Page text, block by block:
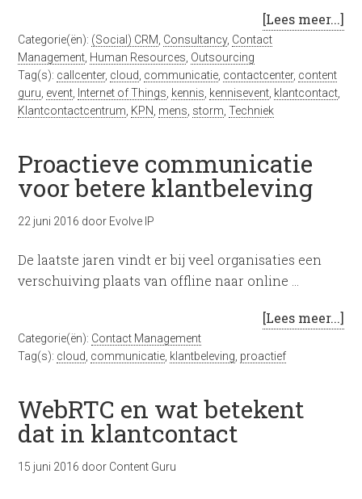
[Lees meer...]
Categorie(ën): (Social) CRM Consultancy, Contact
Management Human Resources Outsourcing
Tag(s): callcenter, cloud communicatie contactcenter, content
guru event Internet of Things kennis kennisevent klantcontact
Klantcontactcentrum KPN mens storm ,Techniek
Proactieve communicatie
voor betere klantbeleving
22 juni 2016 door Evolve IP
De laatste jaren vindt er bij veel organisaties een
verschuiving plaats van offline naar online …
[Lees meer...]
Categorie(ën): Contact Management
Tag(s): cloud communicatie klantbeleving proactief
WebRTC en wat betekent
dat in klantcontact
15 juni 2016 door Content Guru